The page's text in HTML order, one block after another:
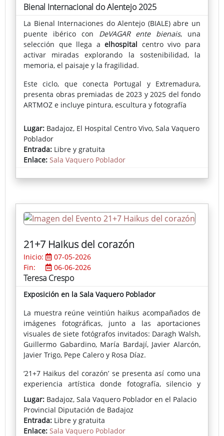
Bienal Internacional do Alentejo 2025
La Bienal Internaciones do Alentejo (BIALE) abre un
puente ibérico con DeVAGAR ente bienais, una
selección que llega aelhospital centro vivo para
activar miradas explorando la sostenibilidad, la
memoria, el paisaje y la fragilidad.
Este ciclo, que conecta Portugal y Extremadura,
presenta obras premiadas de 2023 y 2025 del fondo
ARTMOZ e incluye pintura, escultura y fotografía
El conjunto reúne obras premiadas y piezas claves
con técnicas que van de la pintura y la escultura a la
fotografía y el objeto, trazando un recorrido por
materiales y relatos arraigados en el Alentejo. La
muestra incluye la obra de tres artistas pacenses:
José Luis Hinchado, Alejandra Valero y José Macías
despacio, escuchar al territorio y reconocer en él sus
cicatrices y transformaciones.
Lugar: Badajoz, El Hospital Centro Vivo, Sala Vaquero
Poblador
Entrada: Libre y gratuita
Enlace: Sala Vaquero Poblador
21+7 Haikus del corazón
Inicio:
07-05-2026
Fin:
06-06-2026
Teresa Crespo
Exposición en la Sala Vaquero Poblador
La muestra reúne veintiún haikus acompañados de
imágenes fotográficas, junto a las aportaciones
visuales de siete fotógrafos invitados: Daragh Walsh,
Guillermo Gabardino, María Bardají, Javier Alarcón,
Javier Trigo, Pepe Calero y Rosa Díaz.
‘21+7 Haikus del corazón’ se presenta así como una
experiencia artística donde fotografía, silencio y
sobre el tiempo, la naturaleza y la emoción humana
Lugar: Badajoz, Sala Vaquero Poblador en el Palacio
Provincial Diputación de Badajoz
Entrada: Libre y gratuita
Enlace: Sala Vaquero Poblador